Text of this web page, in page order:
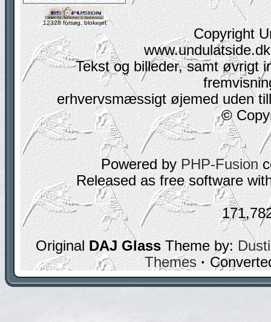
12328 forsøg, blokeret
Copyright
Tekst og billeder, samt øvrigt
erhvervsmæssigt øjemed uden
©
Powered byPHP-Fusion
Released as free software
OriginalDAJ GlassTheme by:
Themes ·